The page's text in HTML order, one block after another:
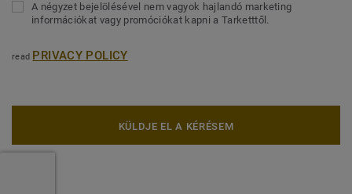
A négyzet bejelölésével nem vagyok hajlandó marketing
információkat vagy promóciókat kapni a Tarketttől.
read PRIVACY POLICY
KÜLDJE EL A KÉRÉSEM